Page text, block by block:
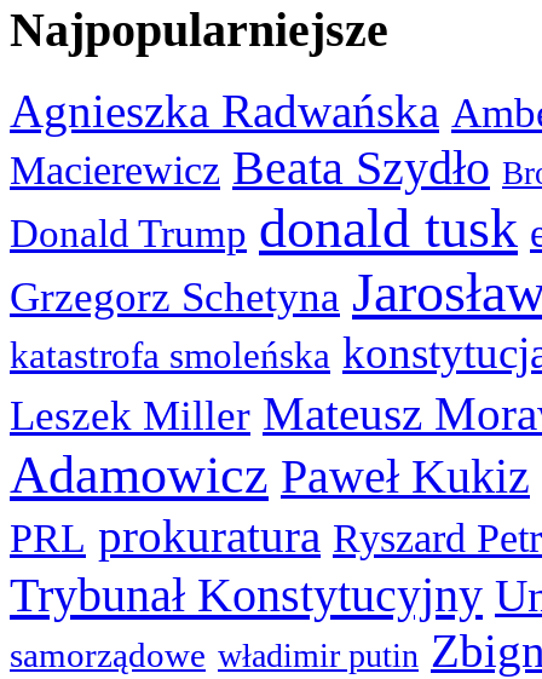
Najpopularniejsze
Agnieszka Radwańska
Macierewicz Beata Szydło
Donald Trump donald tusk
Grzegorz Schetyna
katastrofa smoleńska
Leszek Miller Mateusz
Adamowicz Paweł Kukiz
PRL prokuratura Ryszard
Trybunał Konstytucyjny
samorządowe władimir putin